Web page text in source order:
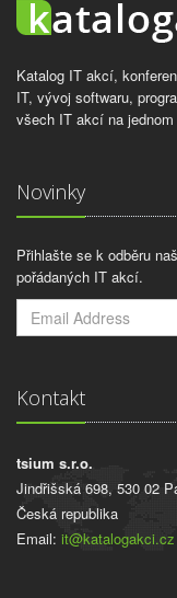
Katalog IT akcí,
IT, vývoj softwaru,
všech IT akcí na
Novinky
Přihlašte se k odběru
pořádaných IT akcí.
Kontakt
tsium s.r.o.
Jindřišská 698, 530 02
Česká republika
Email: it@katalogakci.cz